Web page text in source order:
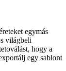
egymás
világbeli
hogy a
egy sablont